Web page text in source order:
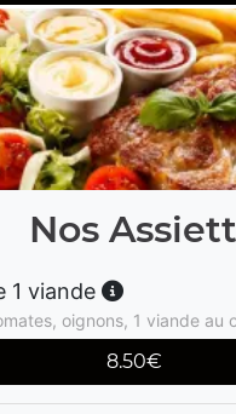
Nos
1 viande
oignons, 1 viande au
8.50€